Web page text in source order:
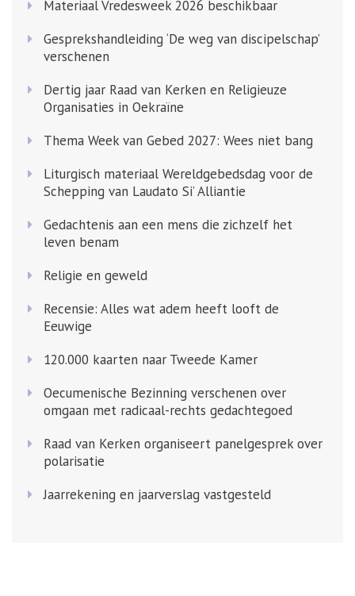
Materiaal Vredesweek 2026 beschikbaar
Gesprekshandleiding ‘De weg van discipelschap’
verschenen
Dertig jaar Raad van Kerken en Religieuze
Organisaties in Oekraïne
Thema Week van Gebed 2027: Wees niet bang
Liturgisch materiaal Wereldgebedsdag voor de
Schepping van Laudato Si’ Alliantie
Gedachtenis aan een mens die zichzelf het
leven benam
Religie en geweld
Recensie: Alles wat adem heeft looft de
Eeuwige
120.000 kaarten naar Tweede Kamer
Oecumenische Bezinning verschenen over
omgaan met radicaal-rechts gedachtegoed
Raad van Kerken organiseert panelgesprek over
polarisatie
Jaarrekening en jaarverslag vastgesteld